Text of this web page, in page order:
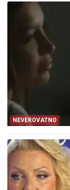
NEVEROVATNO